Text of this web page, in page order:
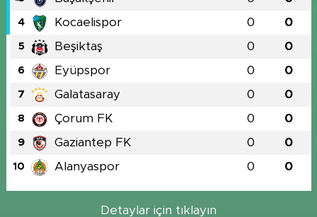
4 Kocaelispor 0 0
5 Beşiktaş 0 0
6 Eyüpspor 0 0
7 Galatasaray 0 0
8 Çorum FK 0 0
9 Gaziantep FK 0 0
10 Alanyaspor 0 0
Detaylar için tıklayın